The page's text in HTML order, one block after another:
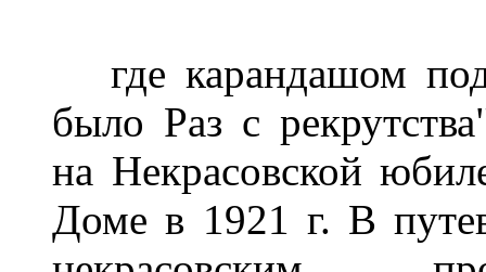
где карандашом
было Раз с
на Некрасовской
Доме в 1921 г. В